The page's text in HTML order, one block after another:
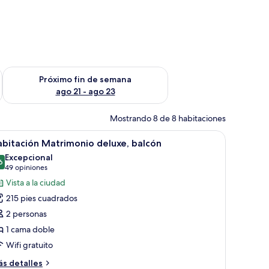
semana ago 14 - ago 16
Próximo fin de semana
ago 21 - ago 23
Consulta la disponibilidad para el próximo fin de semana
Mostrando 8 de 8 habitaciones
dos mesitas de noche, una lámpara y una toalla sobre la cama.
Una cama con dosel, una mesita de noche,
24 Matrimonio deluxe, balcón
de 10
Excepcional
49 opiniones
(49
opiniones)
Vista a la ciudad
215 pies cuadrados
2 personas
1 cama doble
Wifi gratuito
detalles